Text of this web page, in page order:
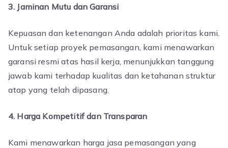
3. Jaminan Mutu dan Garansi
Kepuasan dan ketenangan Anda adalah prioritas kami.
Untuk setiap proyek pemasangan, kami menawarkan
garansi resmi atas hasil kerja, menunjukkan tanggung
jawab kami terhadap kualitas dan ketahanan struktur
atap yang telah dipasang.
4. Harga Kompetitif dan Transparan
Kami menawarkan harga jasa pemasangan yang